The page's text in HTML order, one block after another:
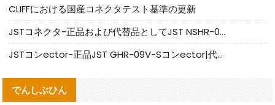
CLIFFにおける国産コネクタテスト基準の更新
JSTコネクタ-正品および代替品としてJST NSHR-02V-Sコネクタを提供します
JSTコンector-正品JST GHR-09V-Sコンector|代替品提供
でんしぶひん